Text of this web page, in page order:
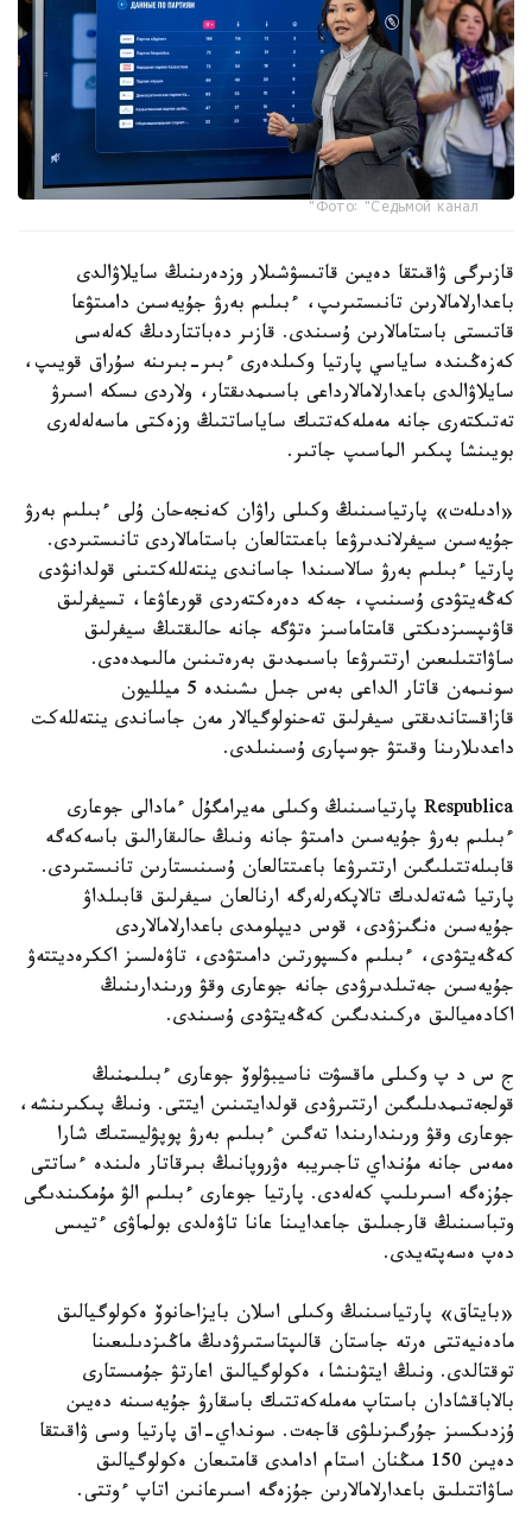
Фото: "Седьмой канал"
قازىرگى ۋاقىتقا دەيىن قاتىسۋشىلار وزدەرىنىڭ سايلاۋالدى
باعدارلامالارىن تانىستىرىپ، ءبىلىم بەرۋ جۇيەسىن دامىتۋعا
قاتىستى باستامالارىن ۇسىندى. قازىر دەباتتاردىڭ كەلەسى
كەزەڭىندە ساياسي پارتيا وكىلدەرى ءبىر-بىرىنە سۇراق قويىپ،
سايلاۋالدى باعدارلامالارداعى باسىمدىقتار، ولاردى ىسكە اسىرۋ
تەتىكتەرى جانە مەملەكەتتىك ساياساتتىڭ وزەكتى ماسەلەلەرى
بويىنشا پىكىر الماسىپ جاتىر.
«ادىلەت» پارتياسىنىڭ وكىلى راۋان كەنجەحان ۇلى ءبىلىم بەرۋ
جۇيەسىن سيفرلاندىرۋعا باعىتتالعان باستامالاردى تانىستىردى.
پارتيا ءبىلىم بەرۋ سالاسىندا جاساندى ينتەللەكتىنى قولدانۋدى
كەڭەيتۋدى ۇسىنىپ، جەكە دەرەكتەردى قورعاۋعا، تسيفرلىق
قاۋىپسىزدىكتى قامتاماسىز ەتۋگە جانە حالىقتىڭ سيفرلىق
ساۋاتتىلىعىن ارتتىرۋعا باسىمدىق بەرەتىنىن مالىمدەدى.
سونىمەن قاتار الداعى بەس جىل ىشىندە 5 ميلليون
قازاقستاندىقتى سيفرلىق تەحنولوگيالار مەن جاساندى ينتەللەكت
داعدىلارىنا وقىتۋ جوسپارى ۇسىنىلدى.
Respublica پارتياسىنىڭ وكىلى مەيرامگۇل ءمادالى جوعارى
ءبىلىم بەرۋ جۇيەسىن دامىتۋ جانە ونىڭ حالىقارالىق باسەكەگە
قابىلەتتىلىگىن ارتتىرۋعا باعىتتالعان ۇسىنىستارىن تانىستىردى.
پارتيا شەتەلدىك تالاپكەرلەرگە ارنالعان سيفرلىق قابىلداۋ
جۇيەسىن ەنگىزۋدى، قوس ديپلومدى باعدارلامالاردى
كەڭەيتۋدى، ءبىلىم ەكسپورتىن دامىتۋدى، تاۋەلسىز اككرەديتتەۋ
جۇيەسىن جەتىلدىرۋدى جانە جوعارى وقۋ ورىندارىنىڭ
اكادەميالىق ەركىندىگىن كەڭەيتۋدى ۇسىندى.
ج س د پ وكىلى ماقسۋت ناسيبۋلوۆ جوعارى ءبىلىمنىڭ
قولجەتىمدىلىگىن ارتتىرۋدى قولدايتىنىن ايتتى. ونىڭ پىكىرىنشە،
جوعارى وقۋ ورىندارىندا تەگىن ءبىلىم بەرۋ پوپۋليستىك شارا
ەمەس جانە مۇنداي تاجىريبە ەۋروپانىڭ بىرقاتار ەلىندە ءساتتى
جۇزەگە اسىرىلىپ كەلەدى. پارتيا جوعارى ءبىلىم الۋ مۇمكىندىگى
وتباسىنىڭ قارجىلىق جاعدايىنا عانا تاۋەلدى بولماۋى ءتيىس
دەپ ەسەپتەيدى.
«بايتاق» پارتياسىنىڭ وكىلى اسلان بايزاحانوۆ ەكولوگيالىق
مادەنيەتتى ەرتە جاستان قالىپتاستىرۋدىڭ ماڭىزدىلىعىنا
توقتالدى. ونىڭ ايتۋىنشا، ەكولوگيالىق اعارتۋ جۇمىستارى
بالاباقشادان باستاپ مەملەكەتتىك باسقارۋ جۇيەسىنە دەيىن
ۇزدىكسىز جۇرگىزىلۋى قاجەت. سونداي-اق پارتيا وسى ۋاقىتقا
دەيىن 150 مىڭنان استام ادامدى قامتىعان ەكولوگيالىق
ساۋاتتىلىق باعدارلامالارىن جۇزەگە اسىرعانىن اتاپ ءوتتى.